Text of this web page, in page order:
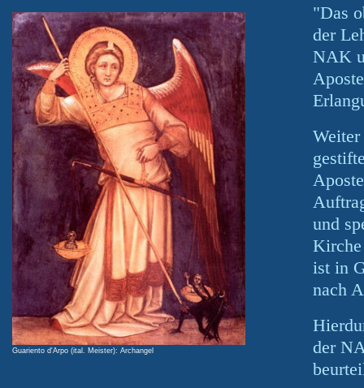
"Das
der
NAK
Apos
Er
ge
und
Kirche
ist in
nach
der
Guariento d'Arpo (ital. Meister): Archangel